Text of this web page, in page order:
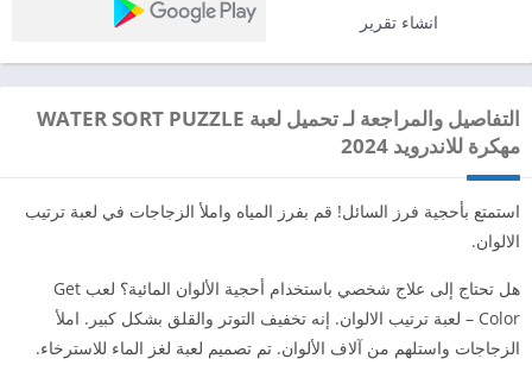
انشاء تقرير
التفاصيل والمراجعة لـ تحميل لعبة WATER SORT PUZZLE
مهكرة للاندرويد 2024
استمتع بأحجية فرز السائل! قم بفرز المياه واملأ الزجاجات في لعبة ترتيب
الالوان.
هل تحتاج إلى علاج شخصي باستخدام أحجية الألوان المائية؟ لعب Get
Color – لعبة ترتيب الالوان. إنه تخفيف التوتر والقلق بشكل كبير. املأ
الزجاجات واستلهم من آلاف الألوان. تم تصميم لعبة لغز الماء للاسترخاء.